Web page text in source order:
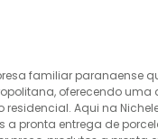
familiar paranaense
oferecendo
Aqui na
pronta entrega de